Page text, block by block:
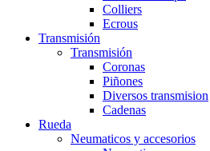
Colliers
Ecrous
Transmisión
Transmisión
Coronas
Piñones
Diversos transmision
Cadenas
Rueda
Neumaticos y accesorios